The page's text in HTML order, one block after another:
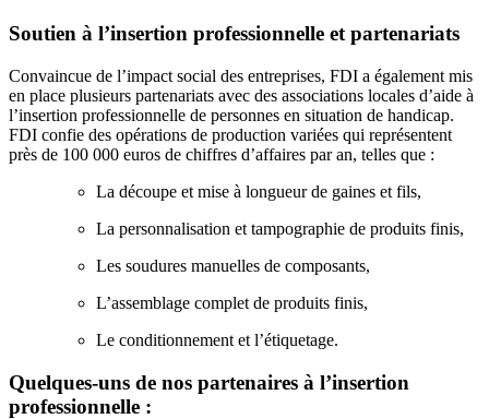
Soutien à l’insertion professionnelle et partenariats
Convaincue de l’impact social des entreprises, FDI a également mis
en place plusieurs partenariats avec des associations locales d’aide à
l’insertion professionnelle de personnes en situation de handicap.
FDI confie des opérations de production variées qui représentent
près de 100 000 euros de chiffres d’affaires par an, telles que :
La découpe et mise à longueur de gaines et fils,
La personnalisation et tampographie de produits finis,
Les soudures manuelles de composants,
L’assemblage complet de produits finis,
Le conditionnement et l’étiquetage.
Quelques-uns de nos partenaires à l’insertion
professionnelle :